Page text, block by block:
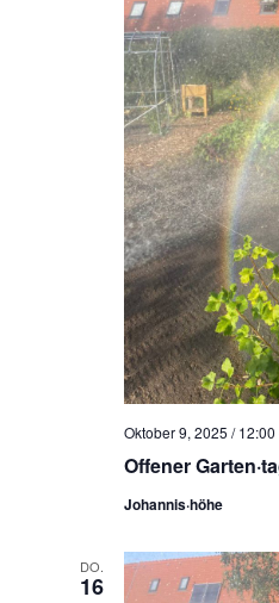
Offener
Oktober 9, 2025 / 12:00
Johannis·höhe
DO.
16